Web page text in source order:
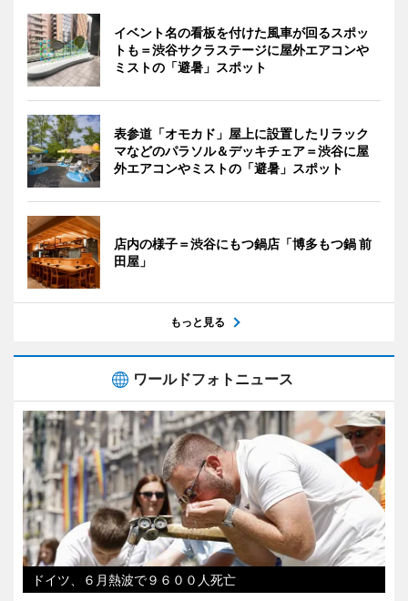
イベント名の看板を付けた風車が回るスポッ
トも＝渋谷サクラステージに屋外エアコンや
ミストの「避暑」スポット
表参道「オモカド」屋上に設置したリラック
マなどのパラソル＆デッキチェア＝渋谷に屋
外エアコンやミストの「避暑」スポット
店内の様子＝渋谷にもつ鍋店「博多もつ鍋 前
田屋」
もっと見る
ワールドフォトニュース
ドイツ、６月熱波で９６００人死亡